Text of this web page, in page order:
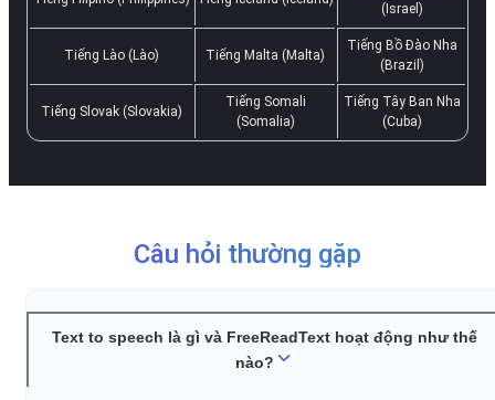
(Israel)
Tiếng Lào (Lào) Tiếng Malta (Malta)
Tiếng Bồ Đào Nha
(Brazil)
Tiếng Slovak (Slovakia)
Tiếng Somali
(Somalia)
Tiếng Tây Ban Nha
(Cuba)
Câu hỏi thường gặp
Text to speech là gì và FreeReadText hoạt động như thế
nào?